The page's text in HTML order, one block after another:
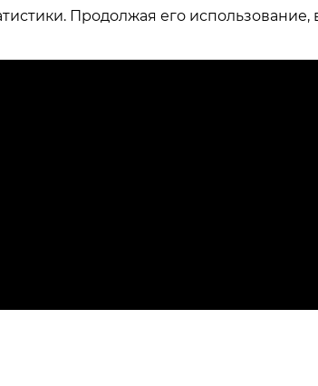
Продолжая его использование,